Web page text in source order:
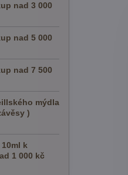
nad 3 000
nad 5 000
nad 7 500
mýdla
)
k
1 000 kč